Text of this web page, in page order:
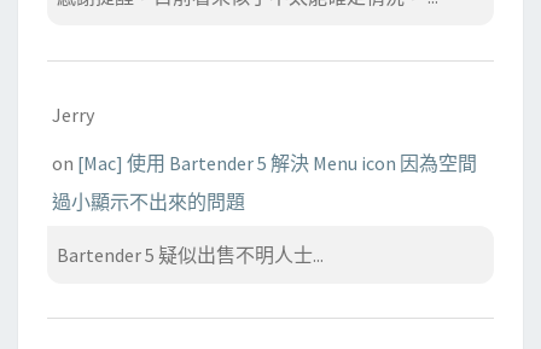
Jerry
on [Mac] 使用 Bartender 5 解決 Menu icon 因為空間
過小顯示不出來的問題
Bartender 5 疑似出售不明人士...